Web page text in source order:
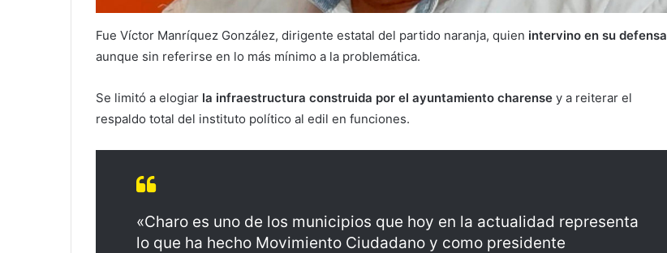
Fue Víctor Manríquez González, dirigente estatal del partido naranja, quien intervino en su defensa
aunque sin referirse en lo más mínimo a la problemática.
Se limitó a elogiar la infraestructura construida por el ayuntamiento charense y a reiterar el
respaldo total del instituto político al edil en funciones.
«Charo es uno de los municipios que hoy en la actualidad representa
lo que ha hecho Movimiento Ciudadano y como presidente